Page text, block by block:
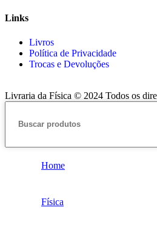
Links
Livros
Política de Privacidade
Trocas e Devoluções
Livraria da Física © 2024 Todos os
Home
Física